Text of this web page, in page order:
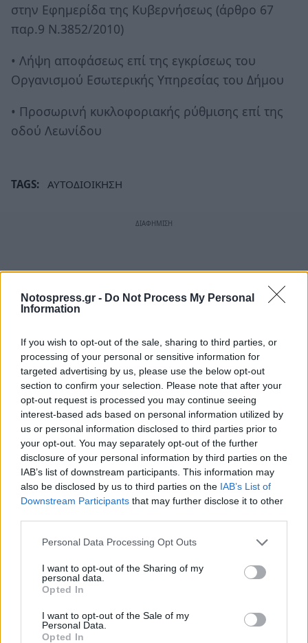
Notospress.gr - Do Not Process My Personal
Information
If you wish to opt-out of the sale, sharing to third parties, or
processing of your personal or sensitive information for
targeted advertising by us, please use the below opt-out
section to confirm your selection. Please note that after your
opt-out request is processed you may continue seeing
interest-based ads based on personal information utilized by
us or personal information disclosed to third parties prior to
your opt-out. You may separately opt-out of the further
disclosure of your personal information by third parties on the
IAB’s list of downstream participants. This information may
also be disclosed by us to third parties on the IAB’s List of
Downstream Participants that may further disclose it to other
Personal Data Processing Opt Outs
I want to opt-out of the Sharing of my
personal data.
Opted In
I want to opt-out of the Sale of my
Personal Data.
Opted In
στην Εφημερίδα της Κυβερνήσεως (άρθρο 67
παρ.9 Ν.3852/2010)
• Λήψη αποφάσεως επί της εγκρίσεως του
Οργανισμού Εσωτερικής Υπηρεσίας του Δήμου
• Προσωρινή κυκλοφοριακής ρύθμισης επί της
οδού Λεωνίδου
TAGS: ΑΥΤΟΔΙΟΙΚΗΣΗ